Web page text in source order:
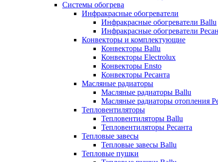
Системы обогрева
Инфракрасные обогреватели
Инфракрасные обогреватели Ballu
Инфракрасные обогреватели
Конвекторы и комплектующие
Конвекторы Ballu
Конвекторы Electrolux
Конвекторы Ensto
Конвекторы Ресанта
Масляные радиаторы
Масляные радиаторы Ballu
Масляные радиаторы отопления
Тепловентиляторы
Тепловентиляторы Ballu
Тепловентиляторы Ресанта
Тепловые завесы
Тепловые завесы Ballu
Тепловые пушки